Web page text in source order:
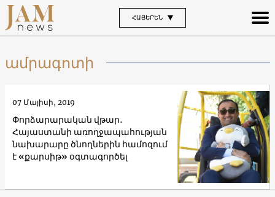
ՀԱՅԵՐԵՆ
ամրագոտի
Փորձարարական վթար․
Հայաստանի առողջապահության
նախարարը ծնողներին համոզում
է «քարսիթ» օգտագործել
07 Մայիսի, 2019